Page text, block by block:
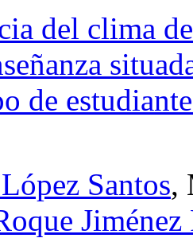
del clima
de
Santos,
Jiménez